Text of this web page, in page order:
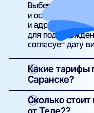
Выберите
и оставьте
и адрес.
для
согласует дату
Какие тарифы
Саранске?
В Саранске
скоростью — от
Сколько